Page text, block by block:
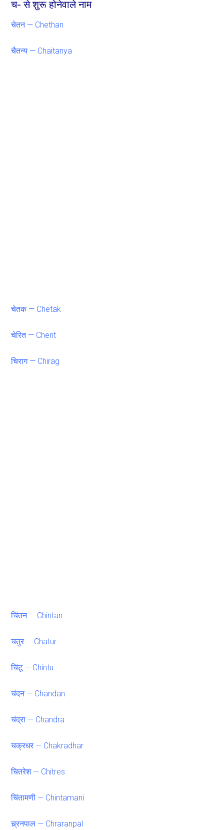
च- से शुरू होनेवाले नाम
चेतन — Chethan
चैतन्य — Chaitanya
चेतक — Chetak
चेरित — Cherit
चिराग — Chirag
चिंतन — Chintan
चतुर — Chatur
चिंटू — Chintu
चंदन — Chandan
चंद्रा — Chandra
चक्रधर — Chakradhar
चितरेश — Chitres
चिंतामणी — Chintamani
च्र्रनपाल — Chraranpal